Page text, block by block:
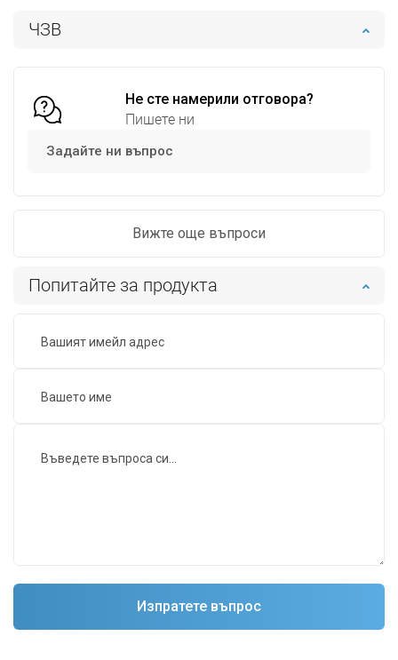
ЧЗВ
Не сте намерили отговора?
Пишете ни
Задайте ни въпрос
Вижте още въпроси
Попитайте за продукта
Добави в количката Добави в количката